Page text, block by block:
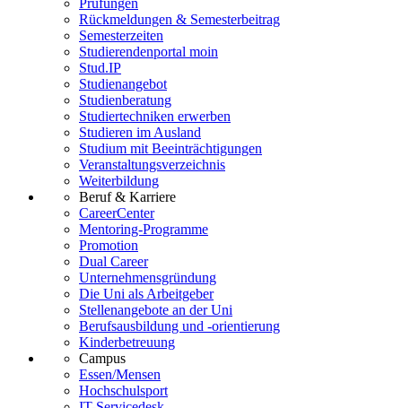
Rückmeldungen & Semesterbeitrag
Semesterzeiten
Studierendenportal moin
Stud.IP
Studienangebot
Studienberatung
Studiertechniken erwerben
Studieren im Ausland
Studium mit Beeinträchtigungen
Veranstaltungsverzeichnis
Weiterbildung
Beruf & Karriere
CareerCenter
Mentoring-Programme
Promotion
Dual Career
Unternehmensgründung
Die Uni als Arbeitgeber
Stellenangebote an der Uni
Berufsausbildung und -orientierung
Kinderbetreuung
Campus
Essen/Mensen
Hochschulsport